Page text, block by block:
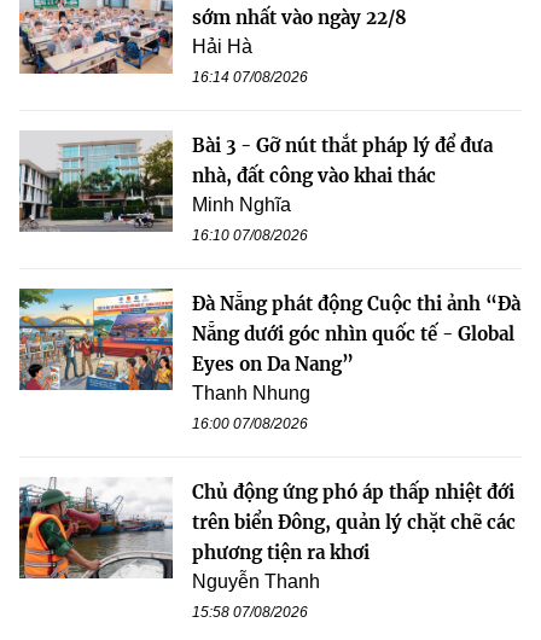
sớm nhất vào ngày 22/8
Hải Hà
16:14 07/08/2026
Bài 3 - Gỡ nút thắt pháp lý để đưa
nhà, đất công vào khai thác
Minh Nghĩa
16:10 07/08/2026
Đà Nẵng phát động Cuộc thi ảnh “Đà
Nẵng dưới góc nhìn quốc tế - Global
Eyes on Da Nang”
Thanh Nhung
16:00 07/08/2026
Chủ động ứng phó áp thấp nhiệt đới
trên biển Đông, quản lý chặt chẽ các
phương tiện ra khơi
Nguyễn Thanh
15:58 07/08/2026